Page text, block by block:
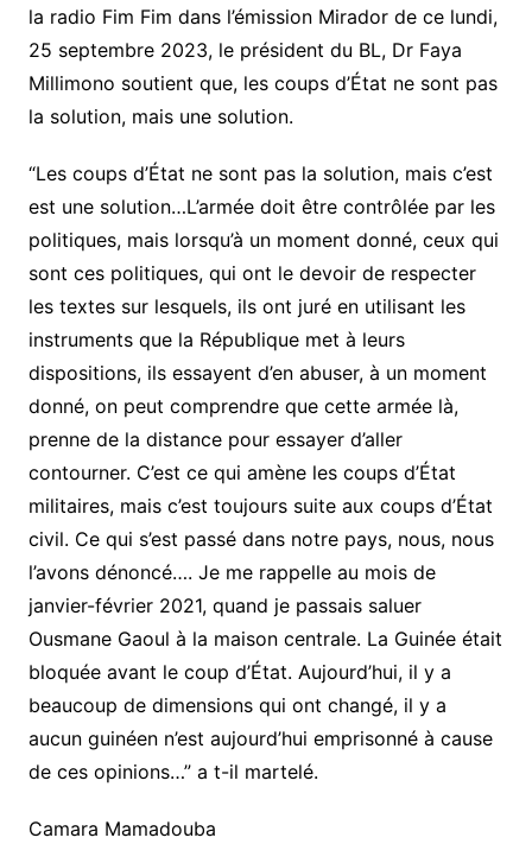
la radio Fim Fim dans l’émission Mirador de ce lundi,
25 septembre 2023, le président du BL, Dr Faya
Millimono soutient que, les coups d’État ne sont pas
la solution, mais une solution.
“Les coups d’État ne sont pas la solution, mais c’est
est une solution…L’armée doit être contrôlée par les
politiques, mais lorsqu’à un moment donné, ceux qui
sont ces politiques, qui ont le devoir de respecter
les textes sur lesquels, ils ont juré en utilisant les
instruments que la République met à leurs
dispositions, ils essayent d’en abuser, à un moment
donné, on peut comprendre que cette armée là,
prenne de la distance pour essayer d’aller
contourner. C’est ce qui amène les coups d’État
militaires, mais c’est toujours suite aux coups d’État
civil. Ce qui s’est passé dans notre pays, nous, nous
l’avons dénoncé…. Je me rappelle au mois de
janvier-février 2021, quand je passais saluer
Ousmane Gaoul à la maison centrale. La Guinée était
bloquée avant le coup d’État. Aujourd’hui, il y a
beaucoup de dimensions qui ont changé, il y a
aucun guinéen n’est aujourd’hui emprisonné à cause
de ces opinions…” a t-il martelé.
Camara Mamadouba